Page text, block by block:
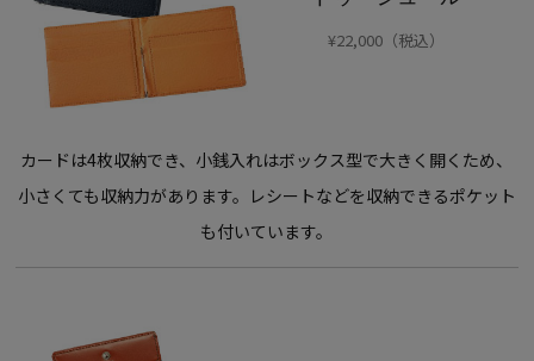
¥22,000（税込）
カードは4枚収納でき、小銭入れはボックス型で大きく開くため、
小さくても収納力があります。レシートなどを収納できるポケット
も付いています。